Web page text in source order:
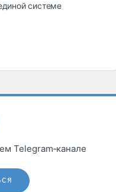
системе
Telegram‑канале